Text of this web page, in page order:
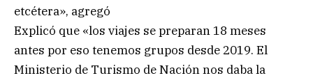
etcétera», agregó
Explicó que «los viajes se preparan 18 meses
antes por eso tenemos grupos desde 2019. El
Ministerio de Turismo de Nación nos daba la